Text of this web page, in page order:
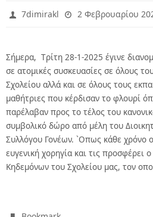
7dimirakl 2 Φεβρουαρίου
Σήμερα, Tρίτη 28-1-2025 έγινε
σε ατομικές συσκευασίες σε όλους
Σχολείου αλλά και σε όλους τους
μαθήτριες που κέρδισαν το φλουρί
παρέλαβαν προς το τέλος του
συμβολικό δώρο από μέλη του
Συλλόγου Γονέων. `Οπως κάθε χρόνο
ευγενική χορηγία και τις προσφέρει
Κηδεμόνων του Σχολείου μας, τον